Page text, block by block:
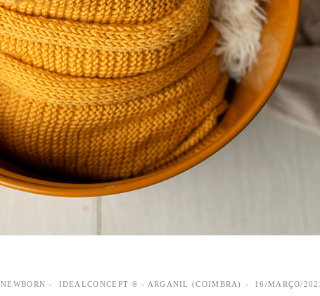
NEWBORN IDEALCONCEPT ® - ARGANIL (COIMBRA) 16/MARÇO/